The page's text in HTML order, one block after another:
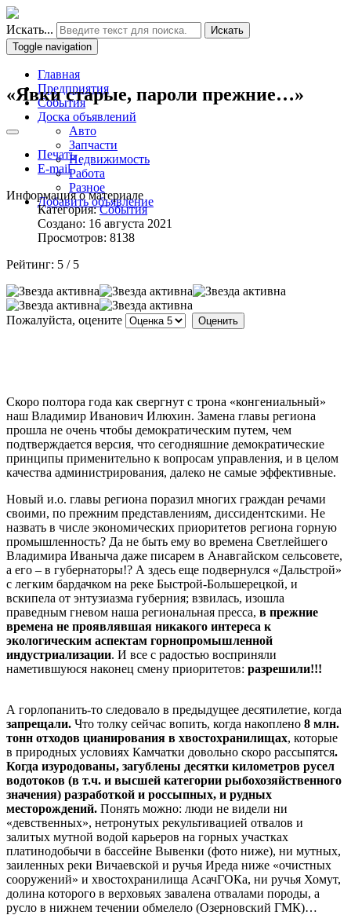
Искать...
Искать
Toggle navigation
Главная
Предприятия
События
Доска объявлений
Авто
Запчасти
Недвижимость
Работа
Разное
Добавить объявление
«Явки старые, пароли прежние…»
Печать
E-mail
Информация о материале
Категория:События
Создано: 16 августа 2021
Просмотров: 8138
Рейтинг: 5 / 5
Пожалуйста, оцените
Скоро полтора года как свергнут с трона «конгениальный»
наш Владимир Иванович Илюхин. Замена главы региона
прошла не очень чтобы демократическим путем, чем
подтверждается версия, что сегодняшние демократические
принципы применительно к вопросам управления, и в целом
качества администрирования, далеко не самые эффективные.
Новый и.о. главы региона поразил многих граждан речами
своими, по прежним представлениям, диссидентскими. Не
назвать в числе экономических приоритетов региона горную
промышленность? Да не быть ему во времена Светлейшего
Владимира Иваныча даже писарем в Анавгайском сельсовете,
а его – в губернаторы!? А здесь еще подвернулся «Дальстрой»
с легким бардачком на реке Быстрой-Большерецкой, и
вскипела от энтузиазма губерния; взвилась, изошла
праведным гневом наша региональная пресса, в прежние
времена не проявлявшая никакого интереса к
экологическим аспектам горнопромышленной
индустриализации. И все с радостью восприняли
наметившуюся наконец смену приоритетов: разрешили!!!
А горлопанить-то следовало в предыдущее десятилетие, когда
запрещали. Что толку сейчас вопить, когда накоплено 8 млн.
тонн отходов цианирования в хвостохранилищах, которые
в природных условиях Камчатки довольно скоро рассыпятся.
Когда изуродованы, загублены десятки километров русел
водотоков (в т.ч. и высшей категории рыбохозяйственного
значения) разработкой и россыпных, и рудных
месторождений. Понять можно: люди не видели ни
«девственных», нетронутых рекультивацией отвалов и
залитых мутной водой карьеров на горных участках
платинодобычи в бассейне Вывенки (фото ниже), ни мутных,
заиленных реки Вичаевской и ручья Иреда ниже «очистных
сооружений» и хвостохранилища АсачГОКа, ни ручья Хомут,
долина которого в верховьях завалена отвалами породы, а
русло в нижнем течении обмелело (Озерновский ГМК)…